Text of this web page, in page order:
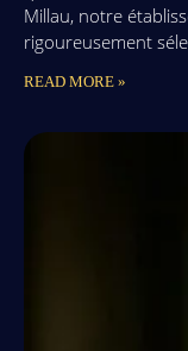
Millau, notre
rigoureusement
READ MORE »